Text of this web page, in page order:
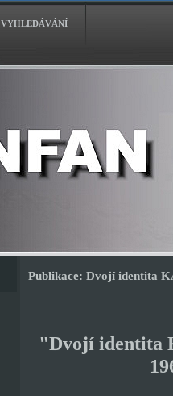
VYHLEDÁVÁNÍ
Publikace: Dvojí identita
"Dvojí identita